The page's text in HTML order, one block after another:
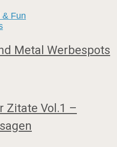
& Fun
Metal Werbespots
Zitate Vol.1 –